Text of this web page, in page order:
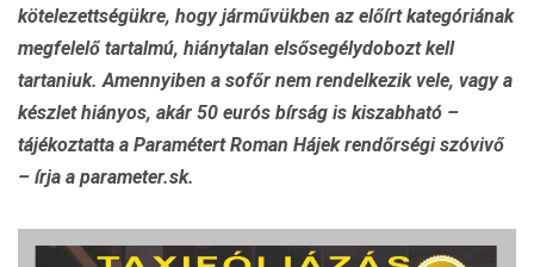
kötelezettségükre, hogy járművükben az előírt kategóriának
megfelelő tartalmú, hiánytalan elsősegélydobozt kell
tartaniuk. Amennyiben a sofőr nem rendelkezik vele, vagy a
készlet hiányos, akár 50 eurós bírság is kiszabható –
tájékoztatta a Paramétert Roman Hájek rendőrségi szóvivő
– írja a parameter.sk.